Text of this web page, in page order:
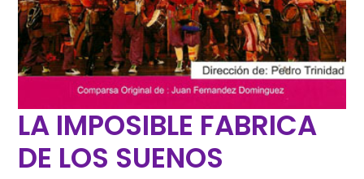
LA IMPOSIBLE FABRICA
DE LOS SUENOS